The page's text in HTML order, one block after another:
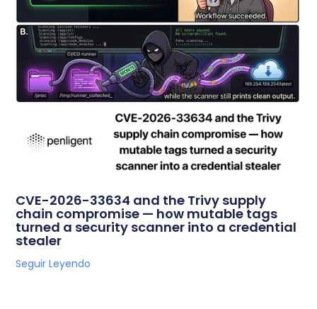
CVE-2026-33634 and the Trivy supply
chain compromise — how mutable tags
turned a security scanner into a credential
stealer
Seguir Leyendo